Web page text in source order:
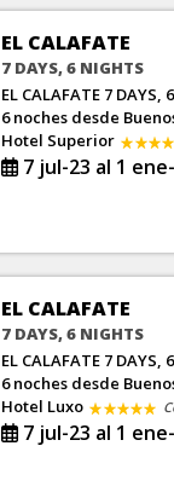
EL CALAFATE
7 DAYS, 6 NIGHTS
EL CALAFATE 7 DAYS,
6 noches desde
Hotel Superior
7 jul-23 al 1
EL CALAFATE
7 DAYS, 6 NIGHTS
EL CALAFATE 7 DAYS,
6 noches desde
Hotel Luxo
7 jul-23 al 1